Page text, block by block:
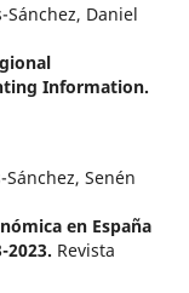
Sánchez, Daniel
Information.
Senén
en España
Revista